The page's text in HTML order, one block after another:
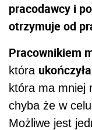
pracodawcy i
otrzymuje od
Pracownikiem
która
która ma mniej
chyba że w
Możliwe jest